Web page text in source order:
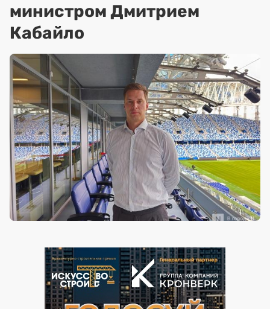
министром Дмитрием
Кабайло